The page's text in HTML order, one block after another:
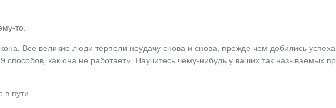
то.
Все великие люди терпели неудачу снова и снова, прежде чем добились
как она не работает». Научитесь чему-нибудь у ваших так называемых
пути.